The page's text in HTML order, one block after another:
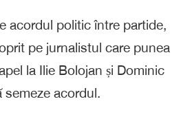
acordul politic între partide,
pe jurnalistul care punea
la Ilie Bolojan și Dominic
semeze acordul.